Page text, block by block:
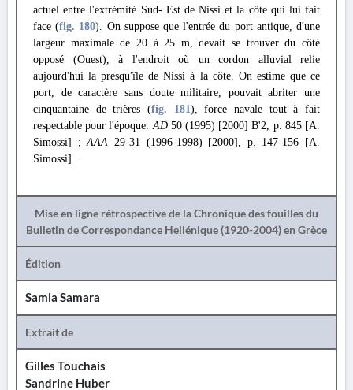
actuel entre l'extrémité Sud- Est de Nissi et la côte qui lui fait
face (fig. 180). On suppose que l'entrée du port antique, d'une
largeur maximale de 20 à 25 m, devait se trouver du côté
opposé (Ouest), à l'endroit où un cordon alluvial relie
aujourd'hui la presqu'île de Nissi à la côte. On estime que ce
port, de caractère sans doute militaire, pouvait abriter une
cinquantaine de trières (fig. 181), force navale tout à fait
respectable pour l'époque.AD50 (1995) [2000] B'2, p. 845 [A.
Simossi] ;AAA 29-31 (1996-1998) [2000], p. 147-156 [A.
Simossi] .
Mise en ligne rétrospective de la Chronique des fouilles du
Bulletin de Correspondance Hellénique (1920-2004) en Grèce
Édition
Samia Samara
Extrait de
Gilles Touchais
Sandrine Huber